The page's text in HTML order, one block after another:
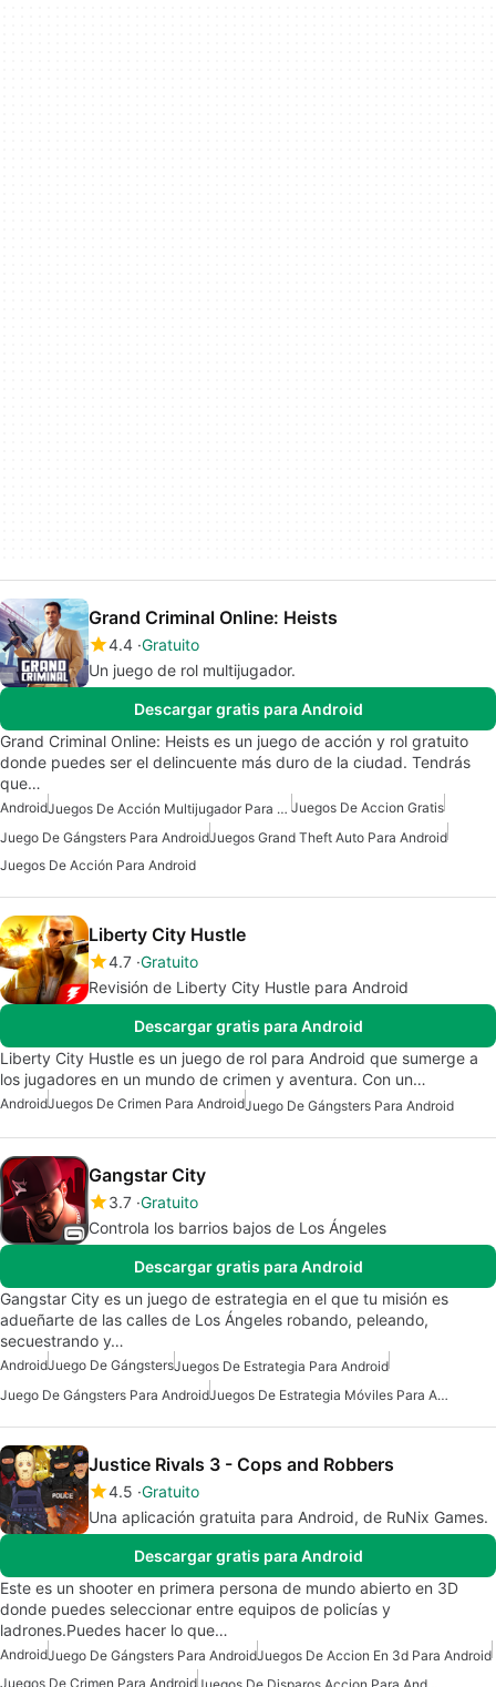
Grand Criminal Online: Heists
4.4 Gratuito
Un juego de rol multijugador.
Descargar gratis para Android
Grand Criminal Online: Heists es un juego de acción y rol gratuito
donde puedes ser el delincuente más duro de la ciudad. Tendrás
que…
Android Juegos De Acción Multijugador Para Android Juegos De Accion Gratis
Juego De Gángsters Para AndroidJuegos Grand Theft Auto Para Android
Juegos De Acción Para Android
Liberty City Hustle
4.7 Gratuito
Revisión de Liberty City Hustle para Android
Descargar gratis para Android
Liberty City Hustle es un juego de rol para Android que sumerge a
los jugadores en un mundo de crimen y aventura. Con un…
AndroidJuegos De Crimen Para AndroidJuego De Gángsters Para Android
Gangstar City
3.7 Gratuito
Controla los barrios bajos de Los Ángeles
Descargar gratis para Android
Gangstar City es un juego de estrategia en el que tu misión es
adueñarte de las calles de Los Ángeles robando, peleando,
secuestrando y…
AndroidJuego De GángstersJuegos De Estrategia Para Android
Juego De Gángsters Para Android
Juegos De Estrategia Móviles Para Android
Justice Rivals 3 - Cops and Robbers
4.5 Gratuito
Una aplicación gratuita para Android, de RuNix Games.
Descargar gratis para Android
Este es un shooter en primera persona de mundo abierto en 3D
donde puedes seleccionar entre equipos de policías y
ladrones.Puedes hacer lo que…
AndroidJuego De Gángsters Para AndroidJuegos De Accion En 3d Para Android
Juegos De Crimen Para Android